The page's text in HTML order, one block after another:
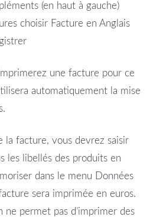
(en haut à gauche)
choisir Facture en Anglais
une facture pour ce
automatiquement la mise
la facture, vous devrez saisir
les libellés des produits en
dans le menu Données
sera imprimée en euros.
ne permet pas d’imprimer des